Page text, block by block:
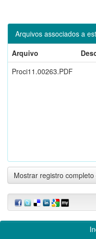
Arquivos associados a
Arquivo
Proci11.00263.PDF
Mostrar registro completo